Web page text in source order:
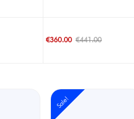
€441.00
€360.00
Sale!